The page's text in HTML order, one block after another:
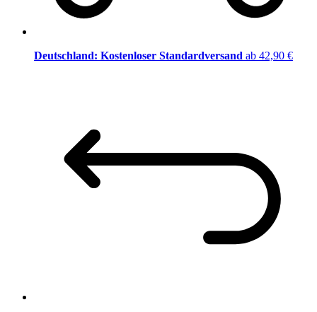
Deutschland: Kostenloser Standardversand ab 42,90 €